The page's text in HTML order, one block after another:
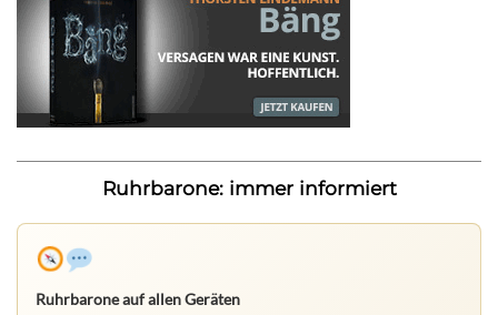
Ruhrbarone: immer informiert
Ruhrbarone auf allen Geräten